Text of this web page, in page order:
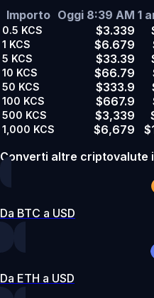
Importo Oggi 8:39 AM 1
0.5 KCS $3.339
1 KCS $6.679
5 KCS $33.39
10 KCS $66.79
50 KCS $333.9
100 KCS $667.9
500 KCS $3,339
1,000 KCS $6,679
Converti altre criptovalute
Da BTC a USD
Da ETH a USD